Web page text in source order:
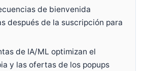
de bienvenida
después de la suscripción para
de IA/ML optimizan el
y las ofertas de los popups